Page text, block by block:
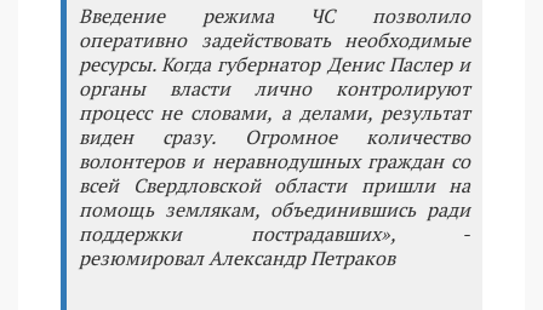
Введение режима ЧС позволило
оперативно задействовать необходимые
ресурсы. Когда губернатор Денис Паслер и
органы власти лично контролируют
процесс не словами, а делами, результат
виден сразу. Огромное количество
волонтеров и неравнодушных граждан со
всей Свердловской области пришли на
помощь землякам, объединившись ради
поддержки пострадавших», -
резюмировал Александр Петраков